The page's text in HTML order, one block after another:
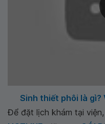
Sinh thiết phôi là gì?
Để đặt lịch khám tại